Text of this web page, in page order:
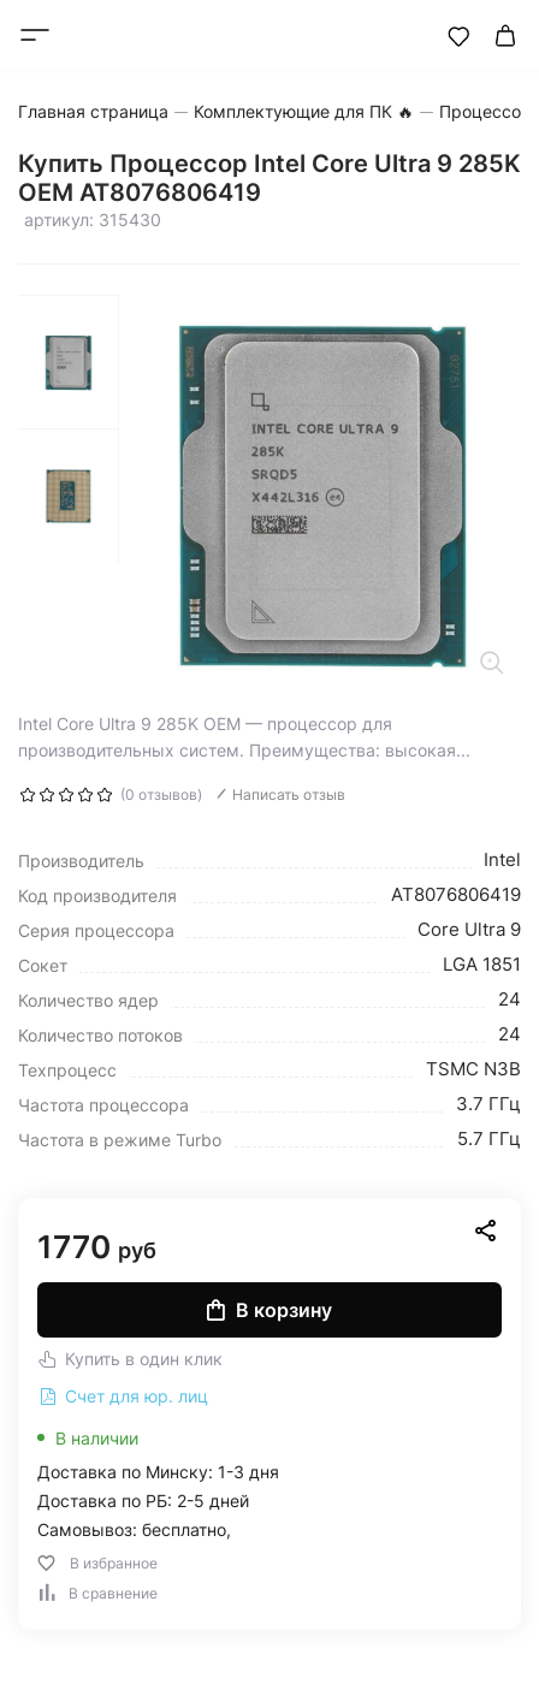
Главная страница Комплектующие для ПК 🔥
Купить Процессор Intel Core Ultra 9 285K
OEM AT8076806419
артикул: 315430
Intel Core Ultra 9 285K OEM — процессор для
производительных систем. Преимущества: высокая...
(0 отзывов) Написать отзыв
Производитель Intel
Код производителя AT8076806419
Серия процессора Core Ultra 9
Сокет LGA 1851
Количество ядер 24
Количество потоков 24
Техпроцесс TSMC N3B
Частота процессора 3.7 ГГц
Частота в режиме Turbo 5.7 ГГц
1770 руб
В корзину
Купить в один клик
Счет для юр. лиц
В наличии
Доставка по Минску: 1-3 дня
Доставка по РБ: 2-5 дней
Самовывоз: бесплатно,
В избранное
В сравнение